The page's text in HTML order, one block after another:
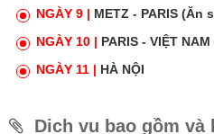
NGÀY 9 | METZ - PARIS (Ăn
NGÀY 10 | PARIS - VIỆT
NGÀY 11 | HÀ NỘI
Dịch vụ bao gồm và